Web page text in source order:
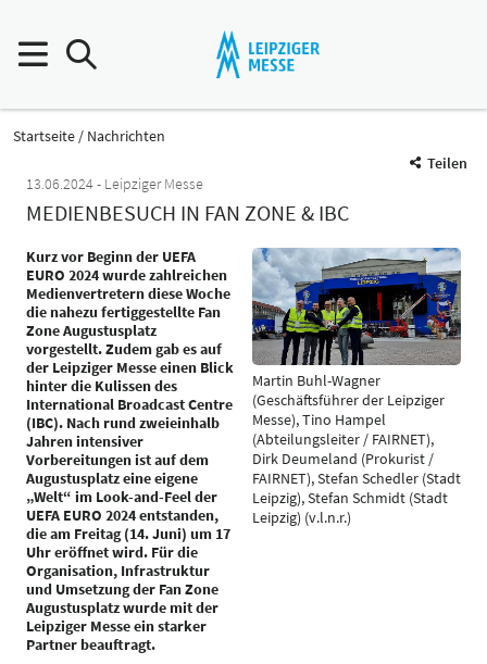
Startseite
Nachrichten
Teilen
13.06.2024
Leipziger Messe
MEDIENBESUCH IN FAN ZONE & IBC
Kurz vor Beginn der UEFA
EURO 2024 wurde zahlreichen
Medienvertretern diese Woche
die nahezu fertiggestellte Fan
Zone Augustusplatz
vorgestellt. Zudem gab es auf
der Leipziger Messe einen Blick
hinter die Kulissen des
International Broadcast Centre
(IBC). Nach rund zweieinhalb
Jahren intensiver
Vorbereitungen ist auf dem
Augustusplatz eine eigene
„Welt“ im Look-and-Feel der
UEFA EURO 2024 entstanden,
die am Freitag (14. Juni) um 17
Uhr eröffnet wird. Für die
Organisation, Infrastruktur
und Umsetzung der Fan Zone
Augustusplatz wurde mit der
Leipziger Messe ein starker
Partner beauftragt.
Martin Buhl-Wagner
(Geschäftsführer der Leipziger
Messe), Tino Hampel
(Abteilungsleiter / FAIRNET),
Dirk Deumeland (Prokurist /
FAIRNET), Stefan Schedler (Stadt
Leipzig), Stefan Schmidt (Stadt
Leipzig) (v.l.n.r.)